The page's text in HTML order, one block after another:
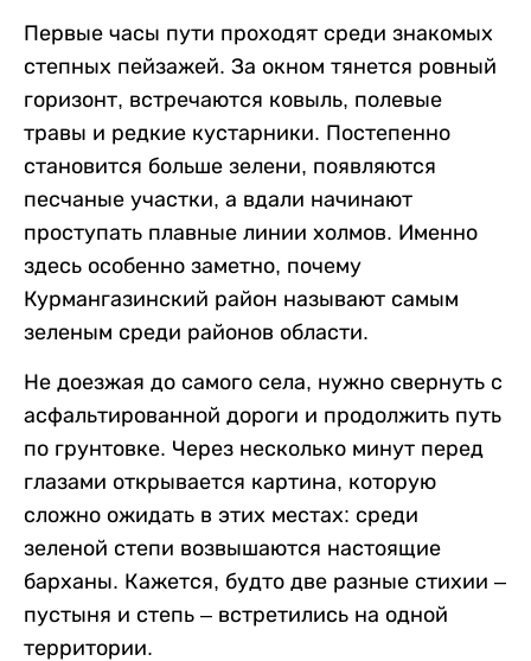
Первые часы пути проходят среди знакомых
степных пейзажей. За окном тянется ровный
горизонт, встречаются ковыль, полевые
травы и редкие кустарники. Постепенно
становится больше зелени, появляются
песчаные участки, а вдали начинают
проступать плавные линии холмов. Именно
здесь особенно заметно, почему
Курмангазинский район называют самым
зеленым среди районов области.
Не доезжая до самого села, нужно свернуть с
асфальтированной дороги и продолжить путь
по грунтовке. Через несколько минут перед
глазами открывается картина, которую
сложно ожидать в этих местах: среди
зеленой степи возвышаются настоящие
барханы. Кажется, будто две разные стихии –
пустыня и степь – встретились на одной
территории.